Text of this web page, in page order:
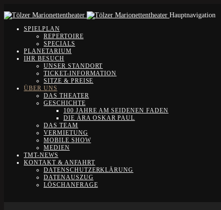
Hauptnavigation
SPIELPLAN
REPERTOIRE
SPECIALS
PLANETARIUM
IHR BESUCH
UNSER STANDORT
TICKET-INFORMATION
SITZE & PREISE
ÜBER UNS
DAS THEATER
GESCHICHTE
100 JAHRE AM SEIDENEN FADEN
DIE ÄRA OSKAR PAUL
DAS TEAM
VERMIETUNG
MOBILE SHOW
MEDIEN
TMT-NEWS
KONTAKT & ANFAHRT
DATENSCHUTZERKLÄRUNG
DATENAUSZUG
LÖSCHANFRAGE